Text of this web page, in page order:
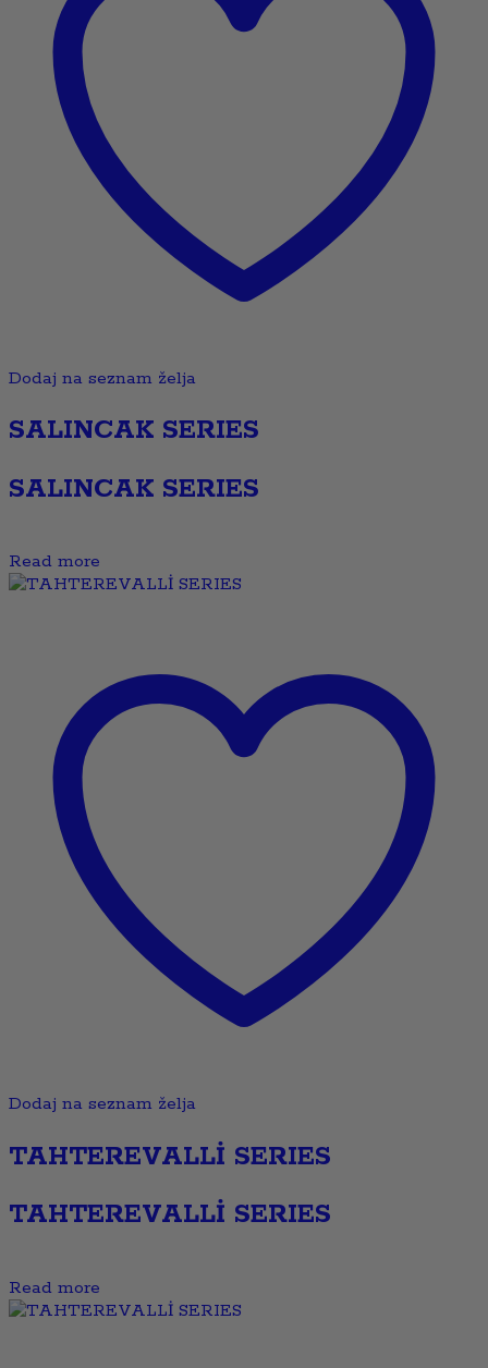
Dodaj na seznam želja
SALINCAK SERIES
SALINCAK SERIES
Read more
Dodaj na seznam želja
TAHTEREVALLİ SERIES
TAHTEREVALLİ SERIES
Read more